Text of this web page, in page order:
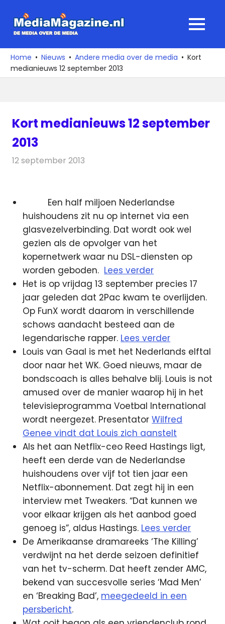
naar
media
over
de
MENU
Home Nieuws Andere media over de media
Kort
medianieuws 12 september 2013
Kort medianieuws 12 september
2013
12 september 2013
Een half miljoen Nederlandse
huishoudens zit nu op internet via een
glasvezelverbinding. Dat wordt ook wel
gezien als de opvolger van het
kopernetwerk waar nu DSL-diensten op
worden geboden. Lees verder
Het is op vrijdag 13 september precies 17
jaar geleden dat 2Pac kwam te overlijden.
Op FunX wordt daarom in verschillende
schows aandacht besteed aan de
legendarische rapper. Lees verder
Louis van Gaal is met het Nederlands elftal
door naar het WK. Goed nieuws, maar de
bondscoach is alles behalve blij. Louis is not
amused over de manier waarop hij in het
televisieprogramma Voetbal International
wordt neergezet. PresentatorWilfred
Genee vindt dat Louis zich aanstelt
Als het aan Netflix-ceo Reed Hastings ligt,
heeft een derde van de Nederlandse
huishoudens over vijf tot tien jaar een
Netflix-abonnement. Dat zegt hij in een
interview met Tweakers. “Dat kunnen we
voor elkaar krijgen als het aanbod goed
genoeg is”, aldus Hastings. Lees verder
De Amerikaanse dramareeks ‘The Killing’
verdwijnt na het derde seizoen definitief
van het tv-scherm. Dat heeft zender AMC,
bekend van succesvolle series ‘Mad Men’
en ‘Breaking Bad’, meegedeeld in een
persbericht.